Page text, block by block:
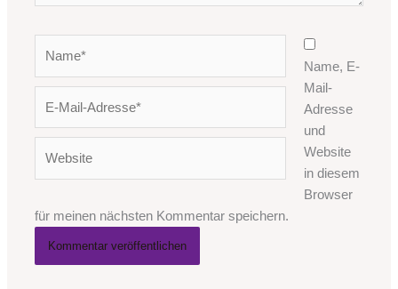
Mail-
Adresse*
Name, E-
Mail-
Adresse
und
Website
in diesem
Browser
für meinen nächsten Kommentar speichern.